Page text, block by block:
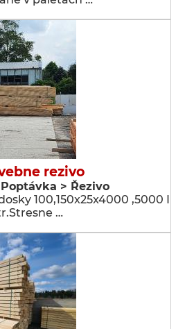
rezivo
> Řezivo
100,150x25x4000 ,5000 I
…